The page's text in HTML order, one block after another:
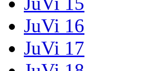
JuVi 16
JuVi 17